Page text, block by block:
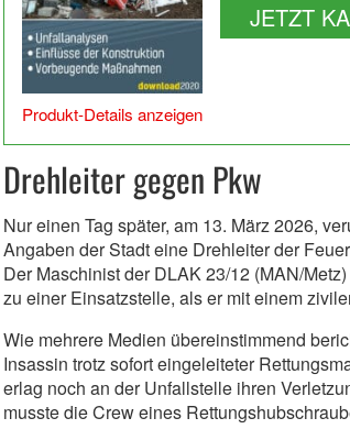
Produkt-Details anzeigen
JETZT
Drehleiter gegen Pkw
Nur einen Tag später, am 13. März 2026,
Angaben der Stadt eine Drehleiter der
Der Maschinist der DLAK 23/12 (MAN/
zu einer Einsatzstelle, als er mit einem
Wie mehrere Medien übereinstimmend
Insassin trotz sofort eingeleiteter
erlag noch an der Unfallstelle ihren
musste die Crew eines